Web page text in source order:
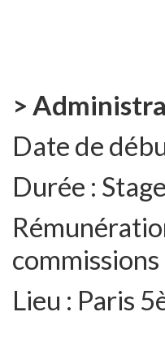
>
Date de
Durée :
commissions
Lieu : Paris